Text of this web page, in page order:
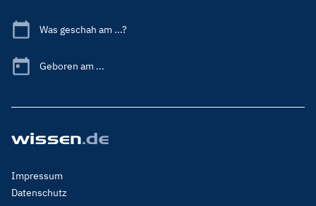
Was geschah am ...?
Geboren am ...
Footer
Menu
Impressum
Datenschutz